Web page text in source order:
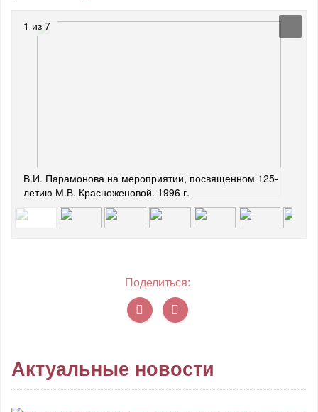
В.И. Парамонова на мероприятии, посвященном 125-
летию М.В. Красноженовой. 1996 г.
1 из 7
Поделиться:
Актуальные новости